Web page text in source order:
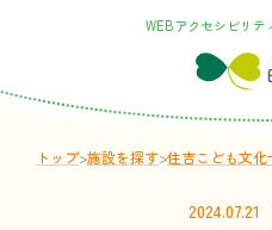
WEBアクセシビリテ
トップ>施設を探す>住吉こども文化
2024.07.21